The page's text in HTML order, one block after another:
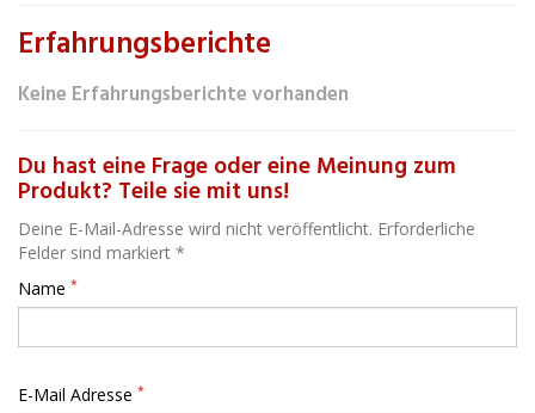
Erfahrungsberichte
Keine Erfahrungsberichte vorhanden
Du hast eine Frage oder eine Meinung zum
Produkt? Teile sie mit uns!
Deine E-Mail-Adresse wird nicht veröffentlicht. Erforderliche
Felder sind markiert *
Name *
E-Mail Adresse *